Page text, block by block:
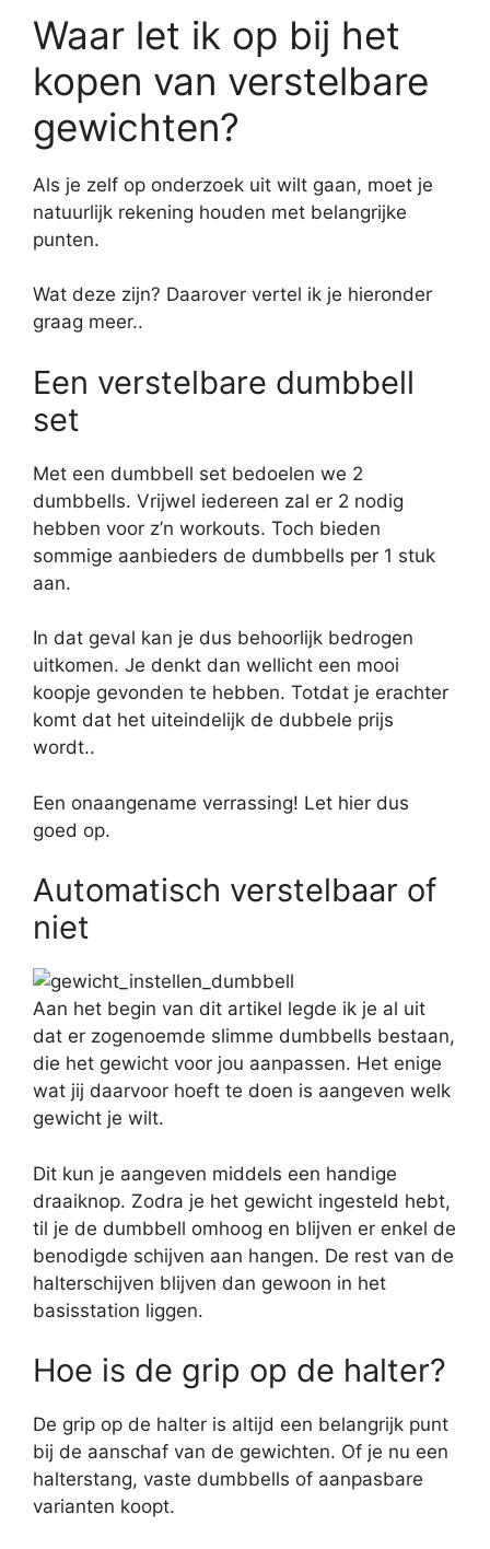
Waar let ik op bij het
kopen van verstelbare
gewichten?
Als je zelf op onderzoek uit wilt gaan, moet je
natuurlijk rekening houden met belangrijke
punten.
Wat deze zijn? Daarover vertel ik je hieronder
graag meer..
Een verstelbare dumbbell
set
Met een dumbbell set bedoelen we 2
dumbbells. Vrijwel iedereen zal er 2 nodig
hebben voor z’n workouts. Toch bieden
sommige aanbieders de dumbbells per 1 stuk
aan.
In dat geval kan je dus behoorlijk bedrogen
uitkomen. Je denkt dan wellicht een mooi
koopje gevonden te hebben. Totdat je erachter
komt dat het uiteindelijk de dubbele prijs
wordt..
Een onaangename verrassing! Let hier dus
goed op.
Automatisch verstelbaar of
niet
Aan het begin van dit artikel legde ik je al uit
dat er zogenoemde slimme dumbbells bestaan,
die het gewicht voor jou aanpassen. Het enige
wat jij daarvoor hoeft te doen is aangeven welk
gewicht je wilt.
Dit kun je aangeven middels een handige
draaiknop. Zodra je het gewicht ingesteld hebt,
til je de dumbbell omhoog en blijven er enkel de
benodigde schijven aan hangen. De rest van de
halterschijven blijven dan gewoon in het
basisstation liggen.
Hoe is de grip op de halter?
De grip op de halter is altijd een belangrijk punt
bij de aanschaf van de gewichten. Of je nu een
halterstang, vaste dumbbells of aanpasbare
varianten koopt.